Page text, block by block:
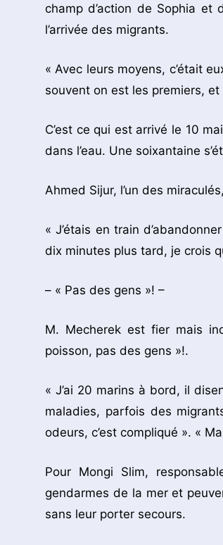
champ d’action de Sophia et
l’arrivée des migrants.
« Avec leurs moyens, c’était
souvent on est les premiers,
C’est ce qui est arrivé le 10
dans l’eau. Une soixantaine
Ahmed Sijur, l’un des
« J’étais en train
dix minutes plus tard, je crois
– « Pas des gens »! –
M. Mecherek est fier mais
poisson, pas des gens »!.
« J’ai 20 marins à bord, il
maladies, parfois des
odeurs, c’est compliqué ». «
Pour Mongi Slim,
gendarmes de la mer et
sans leur porter secours.